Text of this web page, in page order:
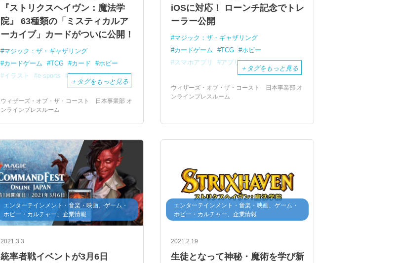
『ストリクスヘイヴン：魔法学
院』 63種類の「ミスティカルア
ーカイブ」カードがついに公開！
マジック：ザ・ギャザリング
カードゲーム
TCG カード
ホビー
イラスト
e-sports eスポーツ
＋ タグをもっと見る
ウィザーズ・オブ・ザ・コースト 日本事業部 オ
ンラインプレスルーム
iOSに対応！ ローンチ記念でトレ
ーラー公開
マジック：ザ・ギャザリング
カードゲーム
TCG
ホビー
スマホアプリ
アプリ ゲーム
＋ タグをもっと見る
ウィザーズ・オブ・ザ・コースト 日本事業部 オ
ンラインプレスルーム
エンターテインメント・音楽・映画、ゲーム・
ホビー・カルチャー、企業情報
2021.3.3
統率者戦イベントが3月6日
エンターテインメント・音楽・映画、ゲーム・
ホビー・カルチャー、企業情報
2021.2.19
生徒となって神秘・魔術を学び新